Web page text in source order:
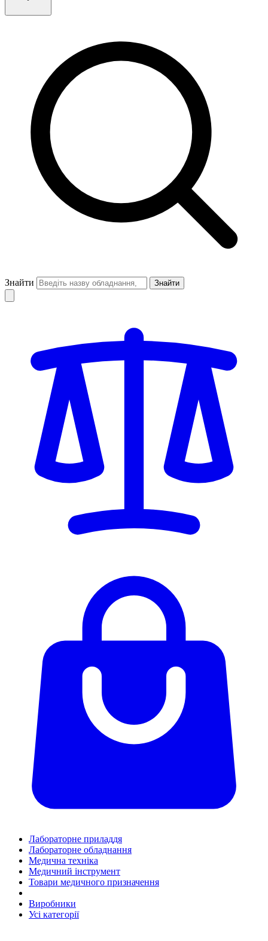
Знайти Знайти
Лабораторне приладдя
Лабораторне обладнання
Медична техніка
Медичний інструмент
Товари медичного призначення
Виробники
Усі категорії